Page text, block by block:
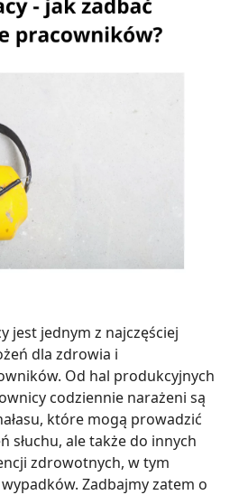
jest jednym z najczęściej
dla zdrowia i
Od hal produkcyjnych
codziennie narażeni są
które mogą prowadzić
słuchu, ale także do innych
zdrowotnych, w tym
Zadbajmy zatem o